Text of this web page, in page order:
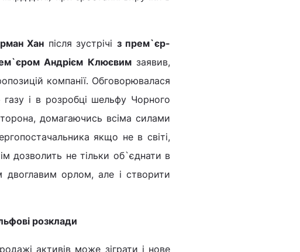
Хан після зустрічі з прем`єр-
Андрієм Клюєвимзаявив,
компанії. Обговорювалася
газу і в розробці шельфу Чорного
домагаючись всіма силами
якщо не в світі,
дозволить не тільки об`єднати в
двоглавим орлом, але і створити
розклади
активів може зіграти і нове